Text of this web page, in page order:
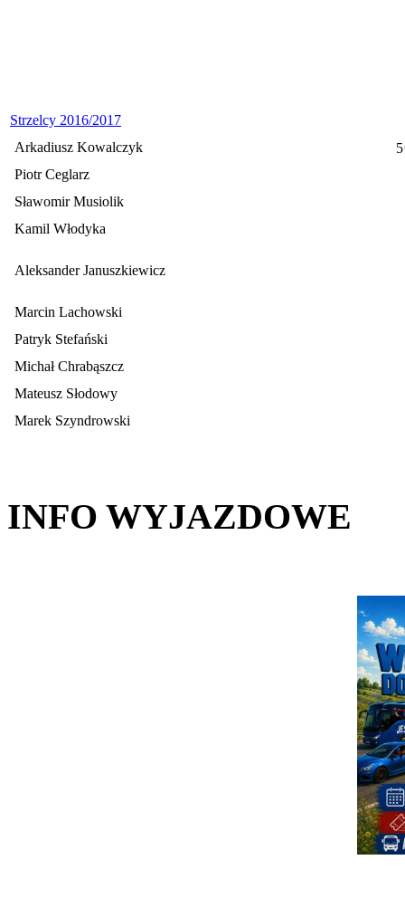
Strzelcy 2016/2017
Arkadiusz Kowalczyk
5
Piotr Ceglarz
Sławomir Musiolik
Kamil Włodyka
Aleksander Januszkiewicz
Marcin Lachowski
Patryk Stefański
Michał Chrabąszcz
Mateusz Słodowy
Marek Szyndrowski
INFO WYJAZDOWE